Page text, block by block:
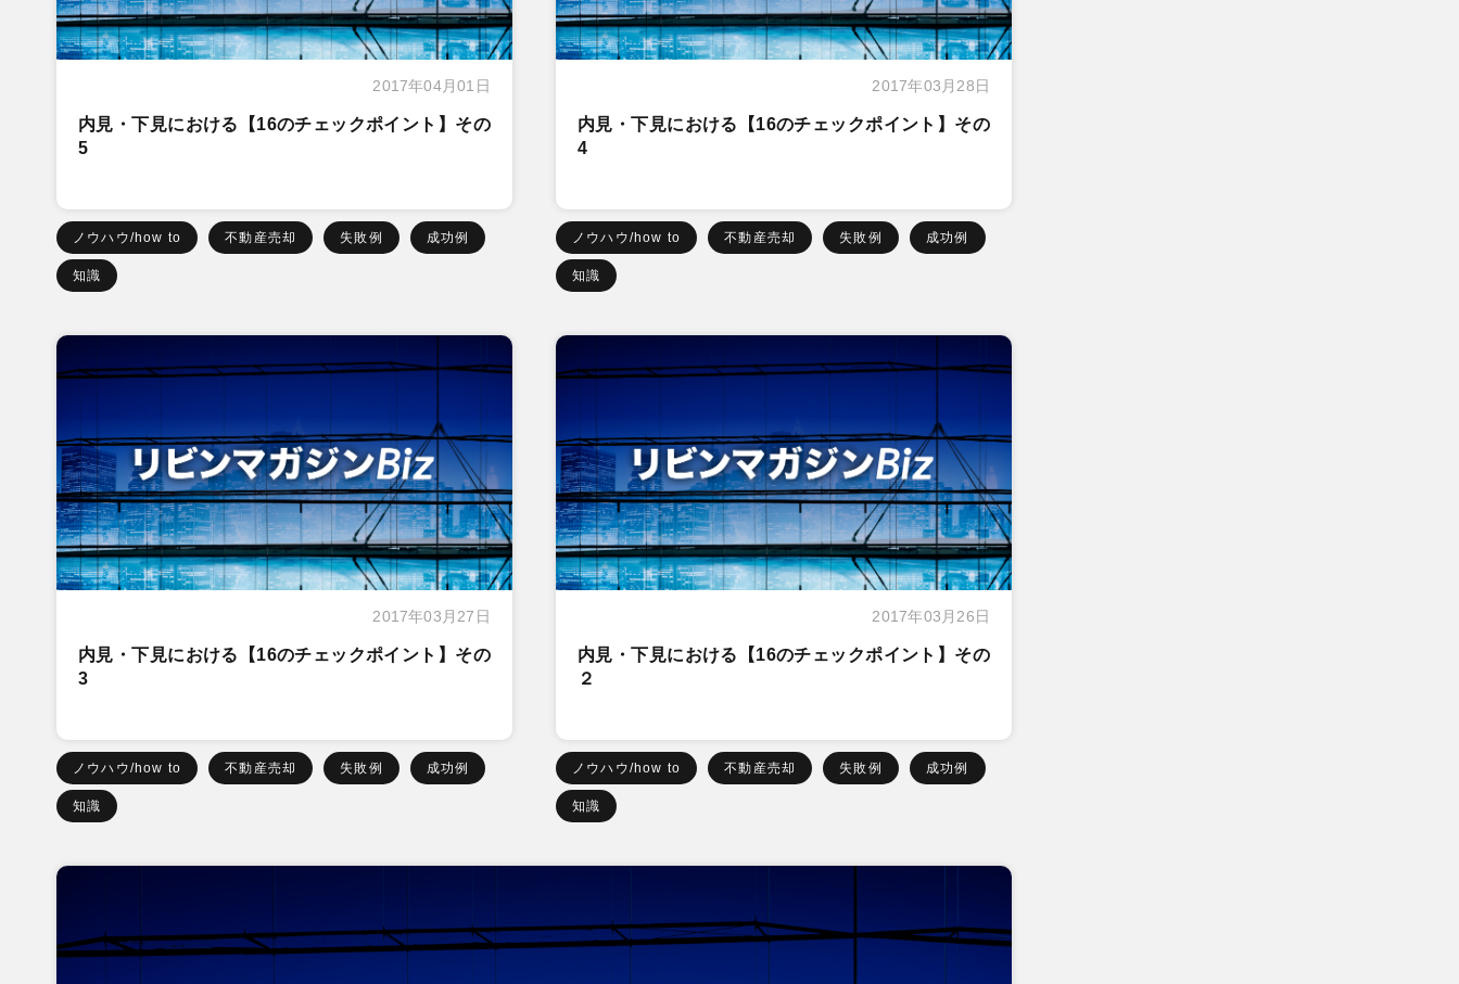
2017年04月01日
内見・下見における【16のチェックポイント】その
5
ノウハウ/how to 不動産売却 失敗例 成功例
知識
2017年03月28日
内見・下見における【16のチェックポイント】その
4
ノウハウ/how to 不動産売却 失敗例 成功例
知識
2017年03月27日
内見・下見における【16のチェックポイント】その
3
ノウハウ/how to 不動産売却 失敗例 成功例
知識
2017年03月26日
内見・下見における【16のチェックポイント】その
２
ノウハウ/how to 不動産売却 失敗例 成功例
知識